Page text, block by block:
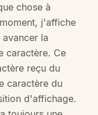
chose à
j'affiche
la
caractère. Ce
reçu du
caractère du
d'affichage.